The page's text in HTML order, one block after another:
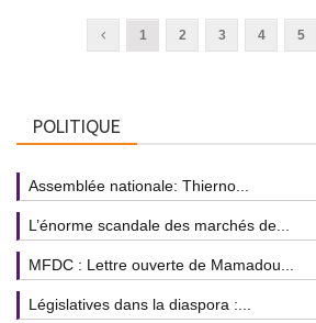
1 2 3 4 5
POLITIQUE
Assemblée nationale: Thierno...
L’énorme scandale des marchés de...
MFDC : Lettre ouverte de Mamadou...
Législatives dans la diaspora :...